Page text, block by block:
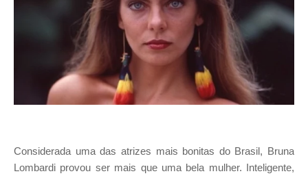
Considerada uma das atrizes mais bonitas do Brasil, Bruna
Lombardi provou ser mais que uma bela mulher. Inteligente,